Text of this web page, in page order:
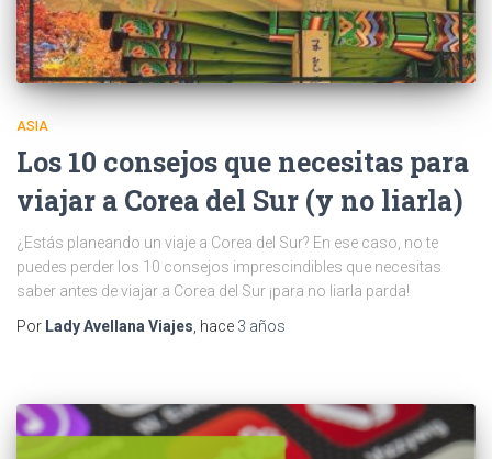
ASIA
Los 10 consejos que necesitas para
viajar a Corea del Sur (y no liarla)
¿Estás planeando un viaje a Corea del Sur? En ese caso, no te
puedes perder los 10 consejos imprescindibles que necesitas
saber antes de viajar a Corea del Sur ¡para no liarla parda!
Por Lady Avellana Viajes , hace 3 años